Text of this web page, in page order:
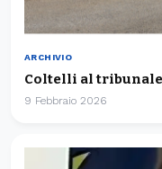
ARCHIVIO
Coltelli al
9 Febbraio 2026